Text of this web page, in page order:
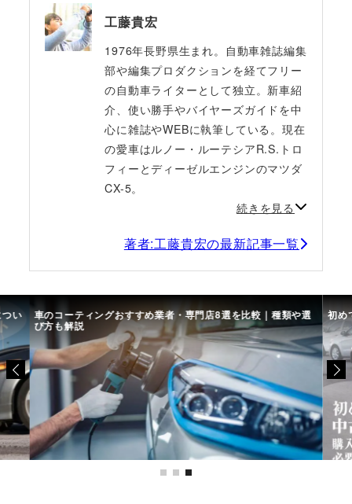
工藤貴宏
1976年長野県生まれ。自動車雑誌編集
部や編集プロダクションを経てフリー
の自動車ライターとして独立。新車紹
介、使い勝手やバイヤーズガイドを中
心に雑誌やWEBに執筆している。現在
の愛車はルノー・ルーテシアR.S.トロ
フィーとディーゼルエンジンのマツダ
CX-5。
続きを見る
著者:工藤貴宏の最新記事一覧
い 車のコーティングおすすめ業者・専門店8選を比較｜種類や選
び方も解説
初め